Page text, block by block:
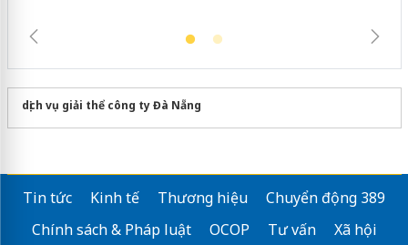
dịch vụ giải thể công ty Đà Nẵng
Tin tức Kinh tế Thương hiệu
Chuyển động 389
Chính sách & Pháp luật
OCOP Tư vấn
Xã hội